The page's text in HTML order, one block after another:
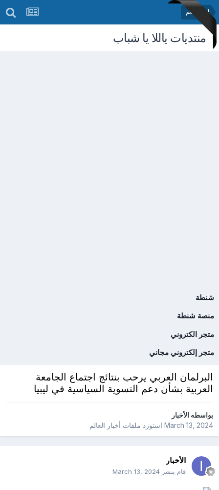
أخبار العالم
منتديات ياللا يا شباب
شنطة
منصة شنطة
متجر الكتروني
متجر إلكتروني مجاني
البرلمان العربي يرحب بنتائج اجتماع الجامعة
العربية بشأن دعم التسوية السياسية في ليبيا
بواسطهالأخبار
March 13, 2024استورد ملفات أخبار العالم
الأخبار
قام بنشر March 13, 2024